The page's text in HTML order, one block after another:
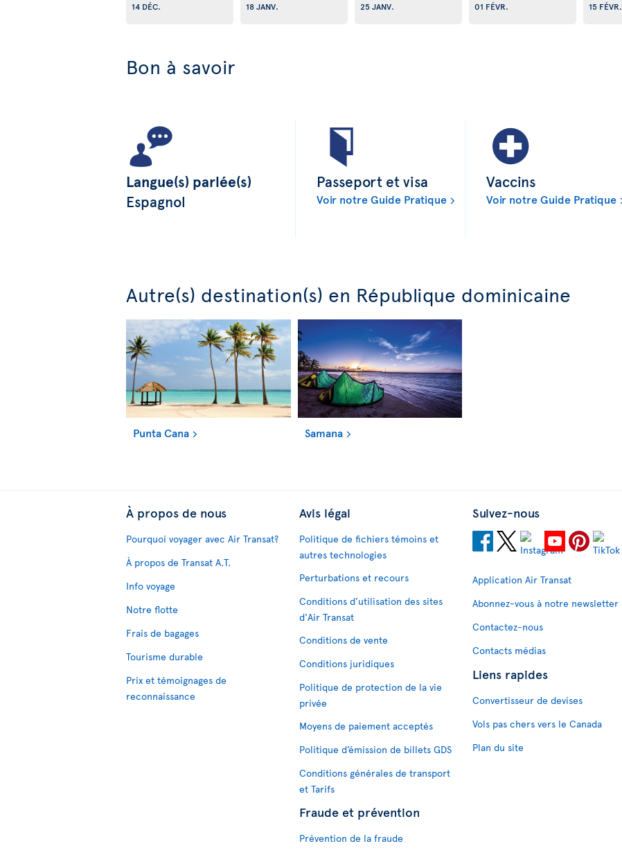
14 DÉC.
18 JANV.
25 JANV.
01 FÉVR.
15 FÉVR.
Bon à savoir
Langue(s) parlée(s)
Espagnol
Passeport et visa
Voir notre Guide Pratique
Vaccins
Voir notre Guide Pratique
Autre(s) destination(s) en République dominicaine
Punta Cana Samana
À propos de nous
Pourquoi voyager avec Air Transat?
À propos de Transat A.T.
Info voyage
Notre flotte
Frais de bagages
Tourisme durable
Prix et témoignages de
reconnaissance
Avis légal
Politique de fichiers témoins et
autres technologies
Perturbations et recours
Conditions d’utilisation des sites
d'Air Transat
Conditions de vente
Conditions juridiques
Politique de protection de la vie
privée
Moyens de paiement acceptés
Politique d’émission de billets GDS
Conditions générales de transport
et Tarifs
Fraude et prévention
Prévention de la fraude
Suivez-nous
Application Air Transat
Abonnez-vous à notre newsletter
Contactez-nous
Contacts médias
Liens rapides
Convertisseur de devises
Vols pas chers vers le Canada
Plan du site